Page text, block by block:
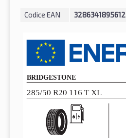
Codice EAN 3286341895612